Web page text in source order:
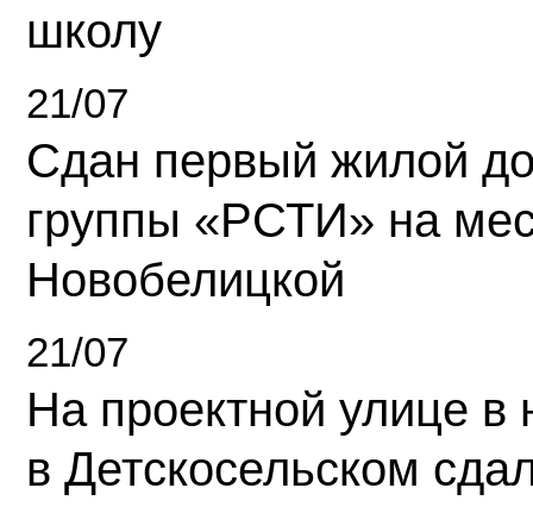
школу
21/07
Сдан первый жилой
группы «РСТИ» на
Новобелицкой
21/07
На проектной улице
в Детскосельском